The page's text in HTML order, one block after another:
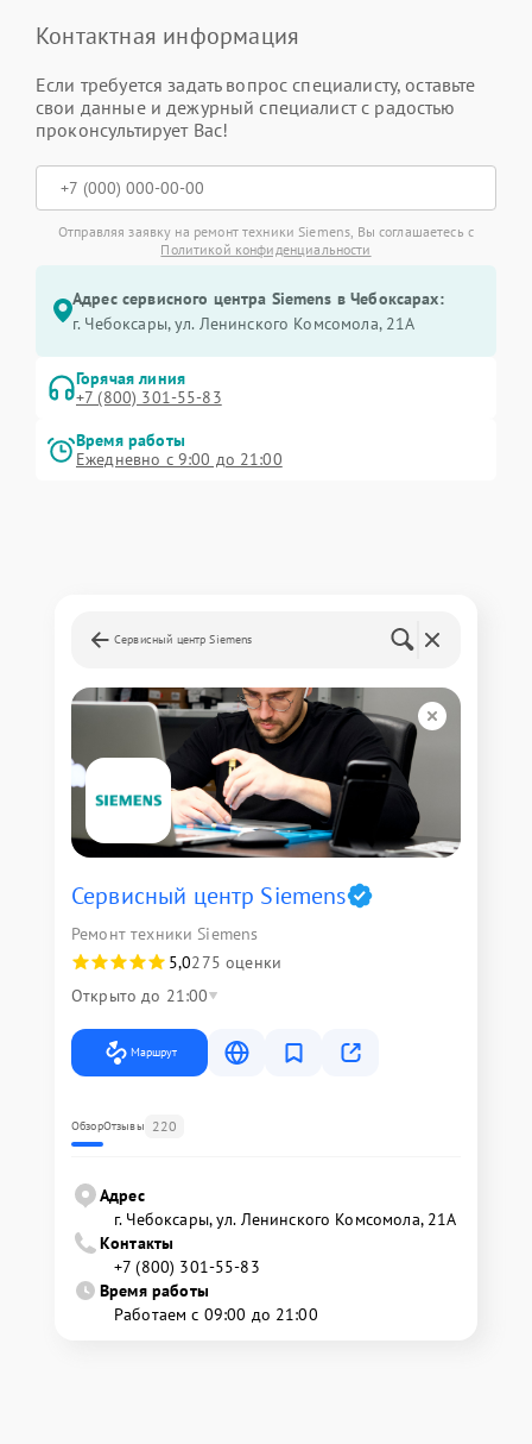
Контактная информация
Если требуется задать вопрос специалисту, оставьте
свои данные и дежурный специалист с радостью
проконсультирует Вас!
Отправляя заявку на ремонт техники Siemens, Вы соглашаетесь с
Политикой конфиденциальности
Адрес сервисного центра Siemens в Чебоксарах:
г. Чебоксары, ул. Ленинского Комсомола, 21А
Горячая линия
+7 (800) 301-55-83
Время работы
Ежедневно с 9:00 до 21:00
Сервисный центр Siemens
Сервисный центр Siemens
Ремонт техники Siemens
5,0275 оценки
Открыто до 21:00
Маршрут
ОбзорОтзывы 220
Адрес
г. Чебоксары, ул. Ленинского Комсомола, 21А
Контакты
+7 (800) 301-55-83
Время работы
Работаем с 09:00 до 21:00